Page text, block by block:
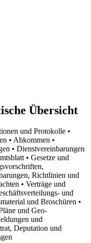
Übersicht
und Protokolle •
• Abkommen •
• Dienstvereinbarungen
• Gesetze und
Richtlinien und
• Verträge und
und
und Broschüren •
und Geo-
und
Deputation und